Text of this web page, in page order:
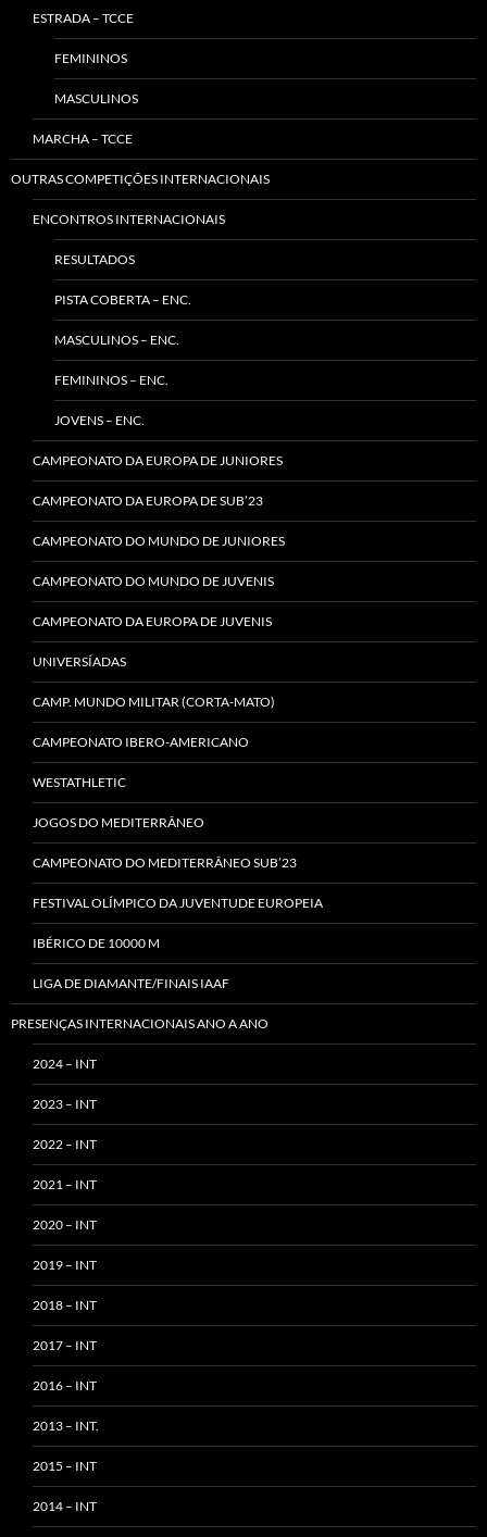
ESTRADA – TCCE
FEMININOS
MASCULINOS
MARCHA – TCCE
OUTRAS COMPETIÇÕES INTERNACIONAIS
ENCONTROS INTERNACIONAIS
RESULTADOS
PISTA COBERTA – ENC.
MASCULINOS – ENC.
FEMININOS – ENC.
JOVENS – ENC.
CAMPEONATO DA EUROPA DE JUNIORES
CAMPEONATO DA EUROPA DE SUB’23
CAMPEONATO DO MUNDO DE JUNIORES
CAMPEONATO DO MUNDO DE JUVENIS
CAMPEONATO DA EUROPA DE JUVENIS
UNIVERSÍADAS
CAMP. MUNDO MILITAR (CORTA-MATO)
CAMPEONATO IBERO-AMERICANO
WESTATHLETIC
JOGOS DO MEDITERRÂNEO
CAMPEONATO DO MEDITERRÂNEO SUB’23
FESTIVAL OLÍMPICO DA JUVENTUDE EUROPEIA
IBÉRICO DE 10000 M
LIGA DE DIAMANTE/FINAIS IAAF
PRESENÇAS INTERNACIONAIS ANO A ANO
2024 – INT
2023 – INT
2022 – INT
2021 – INT
2020 – INT
2019 – INT
2018 – INT
2017 – INT
2016 – INT
2013 – INT.
2015 – INT
2014 – INT